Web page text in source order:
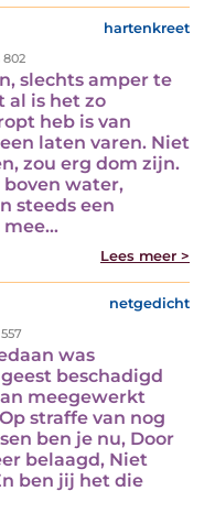
hartenkreet
802
slechts amper te
al is het zo
heb is van
laten varen. Niet
zou erg dom zijn.
water,
steeds een
mee…
Lees meer >
netgedicht
was
beschadigd
meegewerkt
straffe van nog
ben je nu, Door
belaagd, Niet
ben jij het die